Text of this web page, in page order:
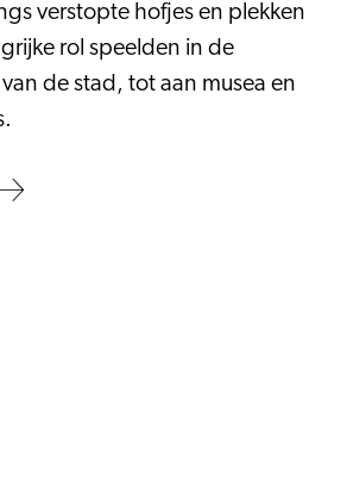
verstopte hofjes en plekken
rol speelden in de
de stad, tot aan musea en